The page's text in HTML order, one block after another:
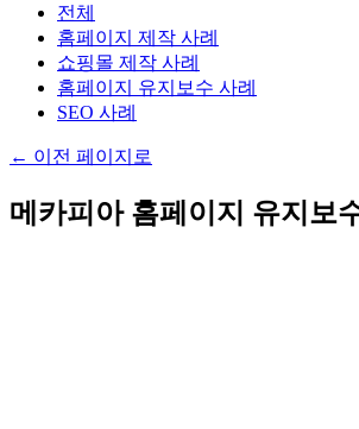
전체
홈페이지 제작 사례
쇼핑몰 제작 사례
홈페이지 유지보수 사례
SEO 사례
← 이전 페이지로
메카피아 홈페이지 유지보